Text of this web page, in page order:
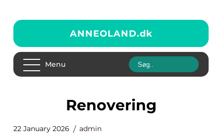
ANNEOLAND.dk
Menu
renovering
22 January 2026 admin